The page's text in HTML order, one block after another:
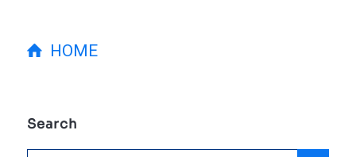
HOME
Search